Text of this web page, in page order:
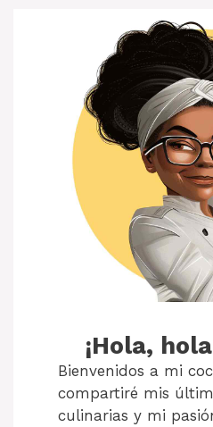
¡Hola,
Bienvenidos a mi
compartiré mis
culinarias y mi